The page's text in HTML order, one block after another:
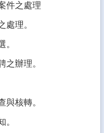
件之處理
處理。
。
之辦理。
與核轉。
。